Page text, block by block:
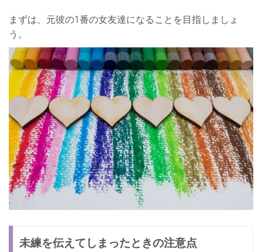
まずは、元彼の1番の女友達になることを目指しましょ
う。
未練を伝えてしまったときの注意点